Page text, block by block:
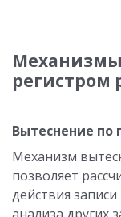
регистром
Вытеснение по
Механизм
позволяет
действия